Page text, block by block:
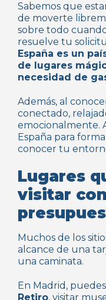
Sabemos que
de moverte
sobre todo
resuelve tu
España es un
de lugares
necesidad de
Además, al
conectado,
emocionalmente.
España para
conocer tu
Lugares
visitar
Muchos de los
alcance de una
una caminata.
En Madrid,
Retiro, visitar